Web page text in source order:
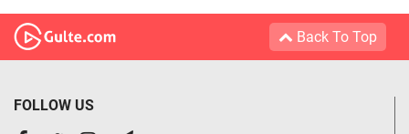
Back To Top
FOLLOW US